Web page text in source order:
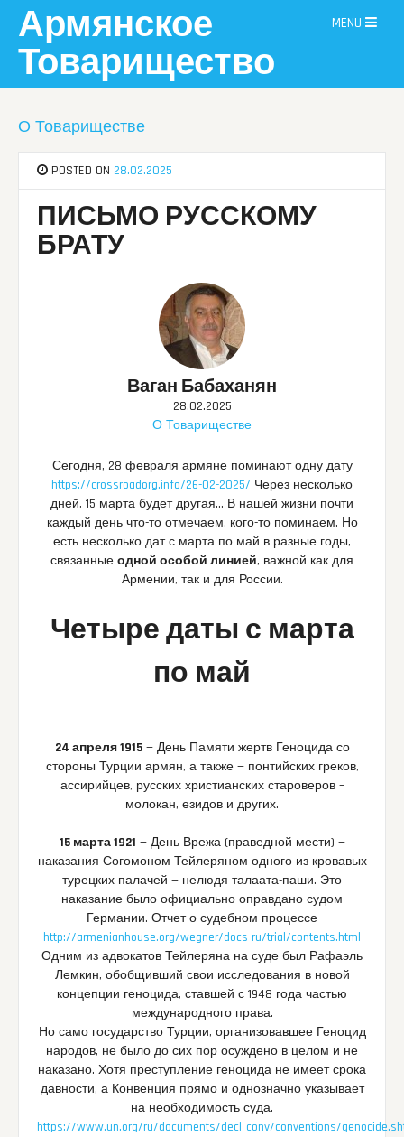
content
Армянское
Товарищество
MENU
О Товариществе
POSTED ON 28.02.2025
ПИСЬМО РУССКОМУ
БРАТУ
Ваган Бабаханян
28.02.2025
О Товариществе
Сегодня, 28 февраля армяне поминают одну дату
https://crossroadorg.info/26-02-2025/ Через несколько
дней, 15 марта будет другая… В нашей жизни почти
каждый день что-то отмечаем, кого-то поминаем. Но
есть несколько дат с марта по май в разные годы,
связанные одной особой линией, важной как для
Армении, так и для России.
Четыре даты с марта
по май
24 апреля 1915— День Памяти жертв Геноцида со
стороны Турции армян, а также — понтийских греков,
ассирийцев, русских христианских староверов –
молокан, езидов и других.
15 марта 1921 — День Врежа (праведной мести) —
наказания Согомоном Тейлеряном одного из кровавых
турецких палачей — нелюдя талаата-паши. Это
наказание было официально оправдано судом
Германии. Отчет о судебном процессе
http://armenianhouse.org/wegner/docs-ru/trial/contents.html
Одним из адвокатов Тейлеряна на суде был Рафаэль
Лемкин, обобщивший свои исследования в новой
концепции геноцида, ставшей с 1948 года частью
международного права.
Но само государство Турции, организовавшее Геноцид
народов, не было до сих пор осуждено в целом и не
наказано. Хотя преступление геноцида не имеет срока
давности, а Конвенция прямо и однозначно указывает
на необходимость суда.
https://www.un.org/ru/documents/decl_conv/conventions/